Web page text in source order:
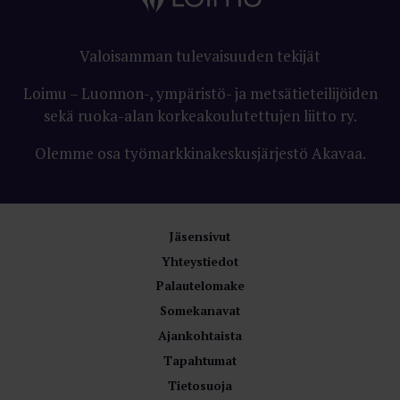
Valoisamman tulevaisuuden tekijät
Loimu – Luonnon-, ympäristö- ja metsätieteilijöiden
sekä ruoka-alan korkeakoulutettujen liitto ry.
Olemme osa työmarkkinakeskusjärjestö Akavaa.
Jäsensivut
Yhteystiedot
Palautelomake
Somekanavat
Ajankohtaista
Tapahtumat
Tietosuoja